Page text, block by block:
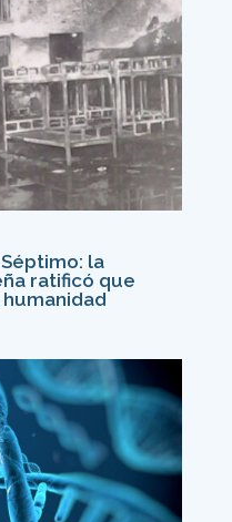
la
ratificó que